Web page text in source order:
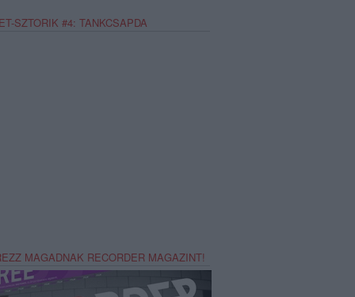
SZTORIK #4: TANKCSAPDA
MAGADNAK RECORDER MAGAZINT!